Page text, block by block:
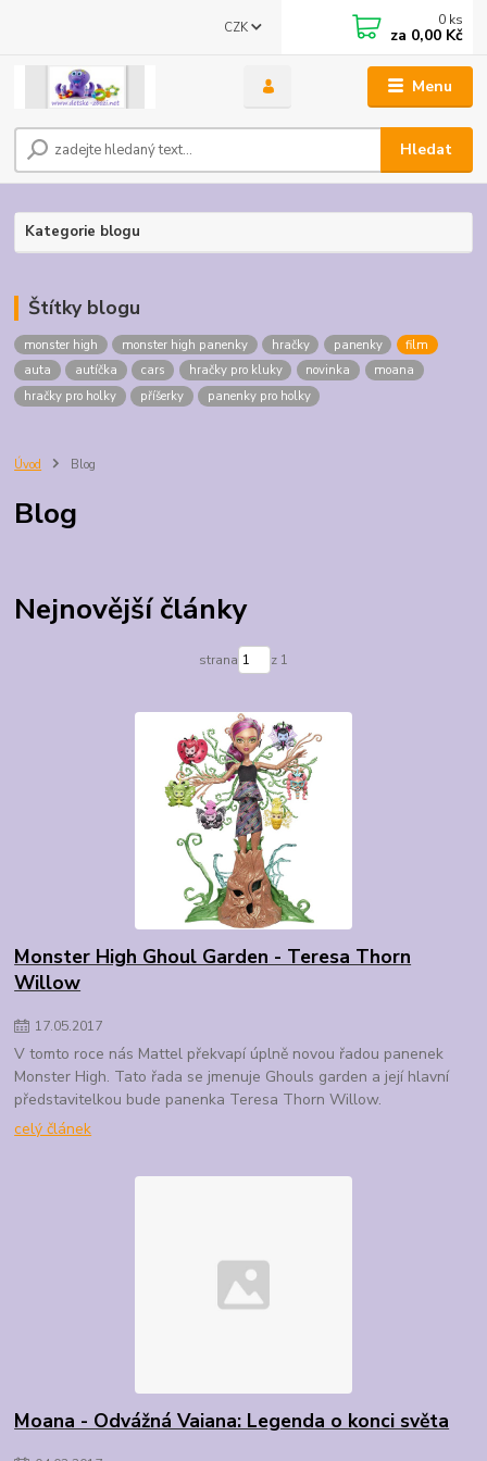
Menu
CZK
Hledat
0 ks
za 0,00 Kč
Kategorie blogu
Štítky blogu
monster high monster high panenky hračky panenky
film
auta
autíčka cars hračky pro kluky novinka
moana
hračky pro holky
příšerky panenky pro holky
Úvod Blog
Blog
Nejnovější články
strana z 1
Monster High Ghoul Garden - Teresa Thorn
Willow
17.05.2017
V tomto roce nás Mattel překvapí úplně novou řadou panenek
Monster High. Tato řada se jmenuje Ghouls garden a její hlavní
představitelkou bude panenka Teresa Thorn Willow.
celý článek
Moana - Odvážná Vaiana: Legenda o konci světa